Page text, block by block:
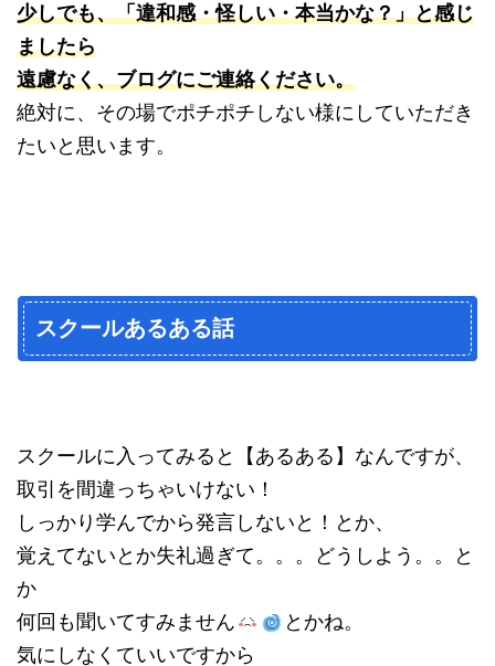
少しでも、「違和感・怪しい・本当かな？」と感じ
ましたら
遠慮なく、ブログにご連絡ください。
絶対に、その場でポチポチしない様にしていただき
たいと思います。
スクールあるある話
スクールに入ってみると【あるある】なんですが、
取引を間違っちゃいけない！
しっかり学んでから発言しないと！とか、
覚えてないとか失礼過ぎて。。。どうしよう。。と
か
何回も聞いてすみません
とかね。
気にしなくていいですから